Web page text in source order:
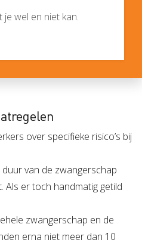
je wel en niet kan.
over specifieke risico’s bij
van de zwangerschap
Als er toch handmatig getild
zwangerschap en de
erna niet meer dan 10